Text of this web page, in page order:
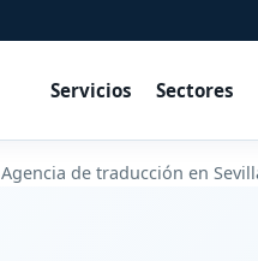
Servicios Sectores
Agencia de traducción en